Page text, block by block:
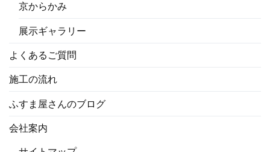
京からかみ
展示ギャラリー
よくあるご質問
施工の流れ
ふすま屋さんのブログ
会社案内